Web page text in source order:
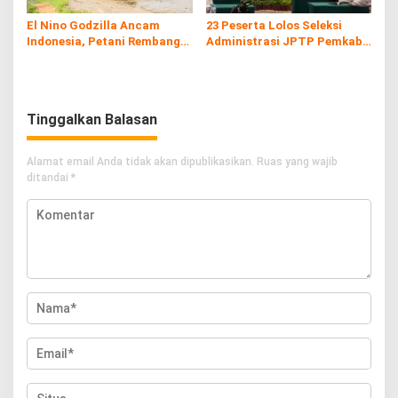
El Nino Godzilla Ancam
Indonesia, Petani Rembang
23 Peserta Lolos Seleksi
Administrasi JPTP Pemkab
Tinggalkan Balasan
Alamat email Anda tidak akan dipublikasikan. Ruas yang wajib
ditandai *